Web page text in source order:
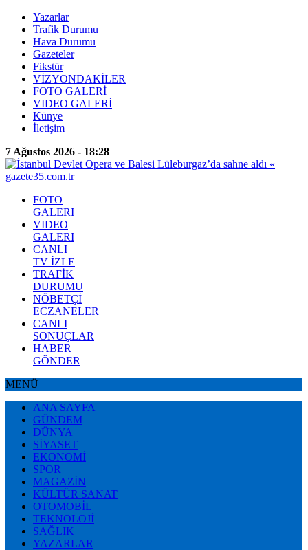
Yazarlar
Trafik Durumu
Hava Durumu
Gazeteler
Fikstür
VİZYONDAKİLER
FOTO GALERİ
VIDEO GALERİ
Künye
İletişim
7 Ağustos 2026 - 18:28
FOTO
GALERI
VIDEO
GALERI
CANLI
TV İZLE
TRAFİK
DURUMU
NÖBETÇİ
ECZANELER
CANLI
SONUÇLAR
HABER
GÖNDER
MENÜ
ANA SAYFA
GÜNDEM
DÜNYA
SİYASET
EKONOMİ
SPOR
MAGAZİN
KÜLTÜR SANAT
OTOMOBİL
TEKNOLOJİ
SAĞLIK
YAZARLAR